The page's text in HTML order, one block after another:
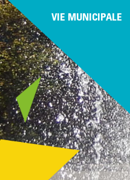
VIE MUNICIPALE